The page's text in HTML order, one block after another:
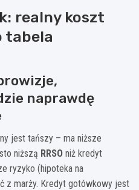
realny koszt
tabela
naprawdę
jest tańszy – ma niższe
niższą RRSO niż kredyt
ryzyko (hipoteka na
z marży. Kredyt gotówkowy jest